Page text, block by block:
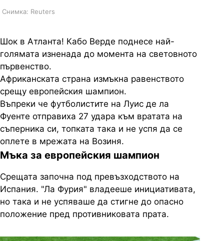
Снимка: Reuters
Шок в Атланта! Кабо Верде поднесе най-
голямата изненада до момента на световното
първенство.
Африканската страна измъкна равенството
срещу европейския шампион.
Въпреки че футболистите на Луис де ла
Фуенте отправиха 27 удара към вратата на
съперника си, топката така и не успя да се
оплете в мрежата на Возиня.
Мъка за европейския шампион
Срещата започна под превъзходството на
Испания. "Ла Фурия" владееше инициативата,
но така и не успяваше да стигне до опасно
положение пред противниковата прата.